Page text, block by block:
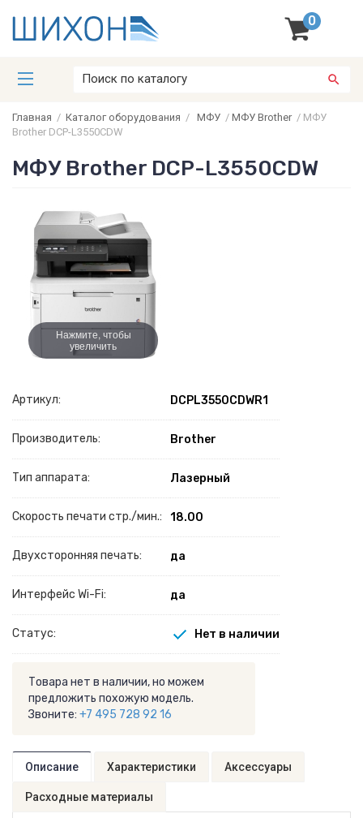
0
Главная / Каталог оборудования / МФУ / МФУ Brother/ МФУ
Brother DCP-L3550CDW
МФУ Brother DCP-L3550CDW
Нажмите, чтобы
увеличить
Артикул: DCPL3550CDWR1
Производитель: Brother
Тип аппарата: Лазерный
Скорость печати стр./мин.: 18.00
Двухсторонняя печать: да
Интерфейс Wi-Fi: да
Статус: Нет в наличии
Товара нет в наличии, но можем
предложить похожую модель.
Звоните: +7 495 728 92 16
Описание Характеристики Аксессуары
Расходные материалы